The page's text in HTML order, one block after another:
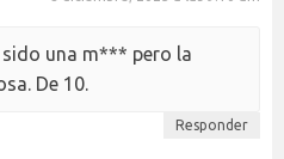
una m*** pero la
De 10.
Responder